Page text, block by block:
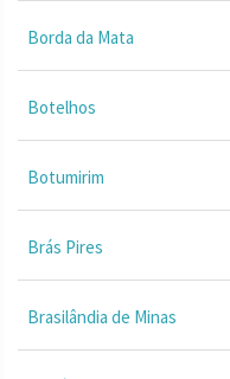
Borda da Mata
Botelhos
Botumirim
Brás Pires
Brasilândia de Minas